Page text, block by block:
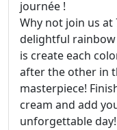
journée !
Why not join us at
delightful rainbow
is create each
after the other in
masterpiece!
cream and add
unforgettable day!